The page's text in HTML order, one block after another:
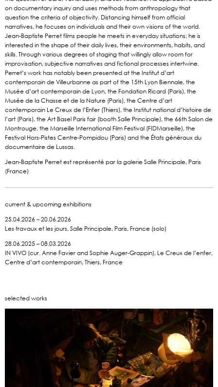
on documentary inquiry and uses methods from anthropology that
question the criteria of objectivity. Distancing himself from official
narratives, he focuses on individuals and their own visions of the world.
Jean-Baptiste Perret films people he meets in everyday situations; he is
interested in the shape of their daily lives, their environments, habits, and
skills. Through various degrees of staging that willingly allow room for
improvisation, subjective narratives and fictional processes intertwine.
Perret’s work has notably been presented at the Institut d’art
contemporain de Villeurbanne as part of the 15th Lyon Biennale, the
Musée d’art contemporain de Lyon, the Fondation Ricard (Paris), the
Musée de la Chasse et de la Nature (Paris), the Centre d’art
contemporain Le Creux de l’Enfer (Thiers), the Institut national d’histoire de
l’art (Paris), the Art Basel Paris fair (booth Salle Principale), the 66th Salon de
Montrouge, the Marseille International Film Festival (FIDMarseille), the
Festival Hors-Pistes Centre-Pompidou (Paris) and the États généraux du
documentaire de Lussas.
Jean-Baptiste Perret est représenté par la galerie Salle Principale, Paris
(France)
current & upcoming exhibitions
25.04.2026 – 20.06.2026
Les travaux et les jours, Salle Principale, Paris, France (solo)
28.06.2025 – 08.03.2026
IN VIVO (cur. Anne Favier and Sophie Auger-Grappin), Le Creux de l’enfer,
Centre d’art contemporain, Thiers, France
selected works